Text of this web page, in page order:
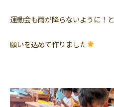
運動会も雨が降らないように！と
願いを込めて作りました